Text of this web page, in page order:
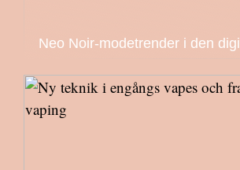
Neo Noir-modetrender i den